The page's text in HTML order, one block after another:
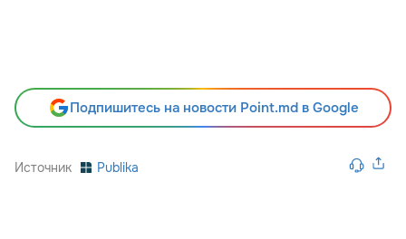
Подпишитесь на новости Point.md в Google
Источник Publika